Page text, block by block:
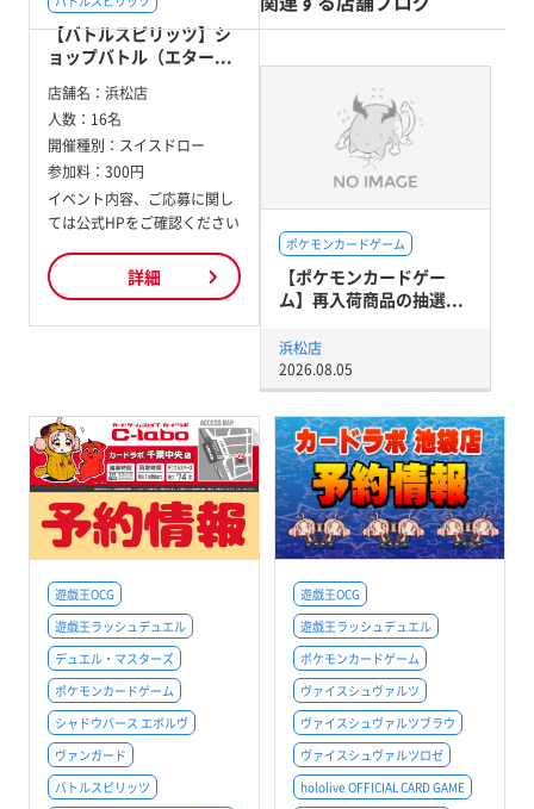
【バトルスピリッツ】シ
ョップバトル（エター...
店舗名： 浜松店
人数： 16名
開催種別： スイスドロー
参加料： 300円
イベント内容、ご応募に関し
ては公式HPをご確認ください
詳細
ポケモンカードゲーム
【ポケモンカードゲー
ム】再入荷商品の抽選...
浜松店
2026.08.05
遊戯王OCG
遊戯王ラッシュデュエル
ポケモンカードゲーム
ヴァイスシュヴァルツ
ヴァイスシュヴァルツブラウ
ヴァイスシュヴァルツロゼ
hololive OFFICIAL CARD GAME
遊戯王OCG
遊戯王ラッシュデュエル
デュエル・マスターズ
ポケモンカードゲーム
シャドウバース エボルヴ
ヴァンガード
バトルスピリッツ